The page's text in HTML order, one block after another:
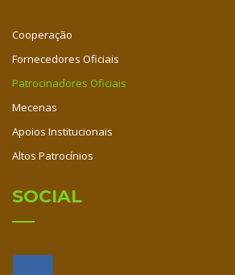
Cooperação
Fornecedores Oficiais
Patrocinadores Oficiais
Mecenas
Apoios Institucionais
Altos Patrocínios
SOCIAL